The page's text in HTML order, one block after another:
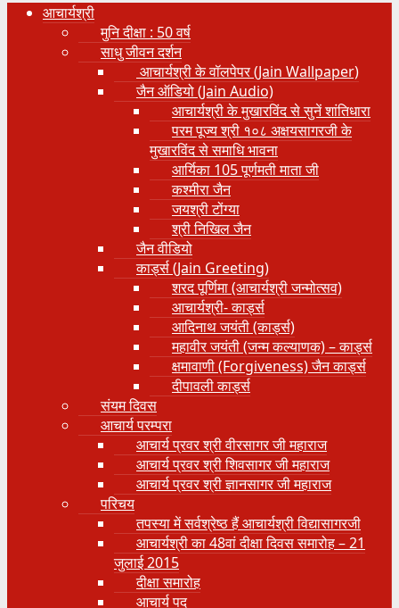
आचार्यश्री
मुनि दीक्षा : 50 वर्ष
साधु जीवन दर्शन
आचार्यश्री के वॉलपेपर (Jain Wallpaper)
जैन ऑडियो (Jain Audio)
आचार्यश्री के मुखारविंद से सुनें शांतिधारा
परम पूज्य श्री १०८ अक्षयसागरजी के
मुखारविंद से समाधि भावना
आर्यिका 105 पूर्णमती माता जी
कश्मीरा जैन
जयश्री टोंग्या
श्री निखिल जैन
जैन वीडियो
कार्ड्स (Jain Greeting)
शरद पूर्णिमा (आचार्यश्री जन्मोत्सव)
आचार्यश्री- कार्ड्स
आदिनाथ जयंती (कार्ड्स)
महावीर जयंती (जन्म कल्याणक) – कार्ड्स
क्षमावाणी (Forgiveness) जैन कार्ड्स
दीपावली कार्ड्स
संयम दिवस
आचार्य परम्परा
आचार्य प्रवर श्री वीरसागर जी महाराज
आचार्य प्रवर श्री शिवसागर जी महाराज
आचार्य प्रवर श्री ज्ञानसागर जी महाराज
परिचय
तपस्या में सर्वश्रेष्ठ हैं आचार्यश्री विद्यासागरजी
आचार्यश्री का 48वां दीक्षा दिवस समारोह – 21
जुलाई 2015
दीक्षा समारोह
आचार्य पद